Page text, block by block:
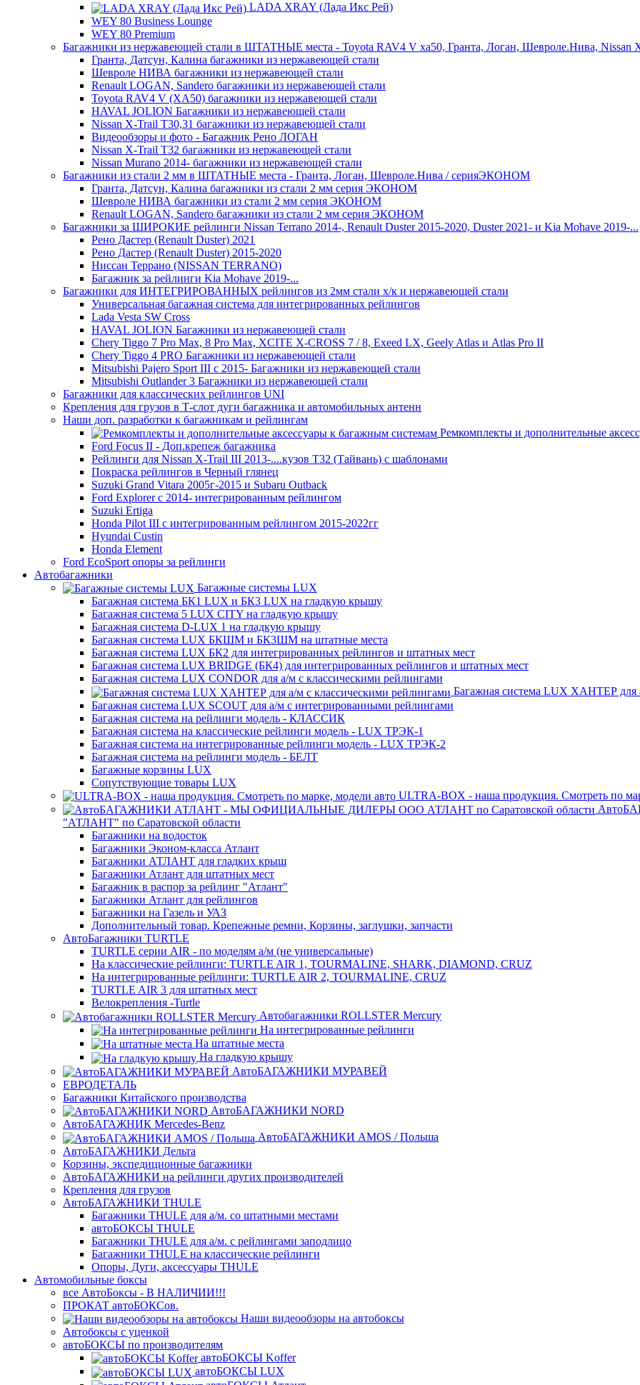
LADA XRAY (Лада Икс Рей)
WEY 80 Business Lounge
WEY 80 Premium
Багажники из нержавеющей стали в ШТАТНЫЕ места - Toyota RAV4 V xa50, Гранта, Логан, Шевроле.Нива, Nissan
Гранта, Датсун, Калина багажники из нержавеющей стали
Шевроле НИВА багажники из нержавеющей стали
Renault LOGAN, Sandero багажники из нержавеющей стали
Toyota RAV4 V (XA50) багажники из нержавеющей стали
HAVAL JOLION Багажники из нержавеющей стали
Nissan X-Trail Т30,31 багажники из нержавеющей стали
Видеообзоры и фото - Багажник Рено ЛОГАН
Nissan X-Trail Т32 багажники из нержавеющей стали
Nissan Murano 2014- багажники из нержавеющей стали
Багажники из стали 2 мм в ШТАТНЫЕ места - Гранта, Логан, Шевроле.Нива / серияЭКОНОМ
Гранта, Датсун, Калина багажники из стали 2 мм серия ЭКОНОМ
Шевроле НИВА багажники из стали 2 мм серия ЭКОНОМ
Renault LOGAN, Sandero багажники из стали 2 мм серия ЭКОНОМ
Багажники за ШИРОКИЕ рейлинги Nissan Terrano 2014-, Renault Duster 2015-2020, Duster 2021- и Kia Mohave 2019-...
Рено Дастер (Renault Duster) 2021
Рено Дастер (Renault Duster) 2015-2020
Ниссан Террано (NISSAN TERRANO)
Багажник за рейлинги Kia Mohave 2019-...
Багажники для ИНТЕГРИРОВАННЫХ рейлингов из 2мм стали х/к и нержавеющей стали
Универсальная багажная система для интегрированных рейлингов
Lada Vesta SW Cross
HAVAL JOLION Багажники из нержавеющей стали
Chery Tiggo 7 Pro Max, 8 Pro Max, XCITE X-CROSS 7 / 8, Exeed LX, Geely Atlas и Atlas Pro II
Chery Tiggo 4 PRO Багажники из нержавеющей стали
Mitsubishi Pajero Sport III с 2015- Багажники из нержавеющей стали
Mitsubishi Outlander 3 Багажники из нержавеющей стали
Багажники для классических рейлингов UNI
Крепления для грузов в Т-слот дуги багажника и автомобильных антенн
Наши доп. разработки к багажникам и рейлингам
Ремкомплекты и дополнительные
Ford Focus II - Доп.крепеж багажника
Рейлинги для Nissan X-Trail III 2013-....кузов T32 (Тайвань) с шаблонами
Покраска рейлингов в Черный глянец
Suzuki Grand Vitara 2005г-2015 и Subaru Outback
Ford Explorer c 2014- интегрированным рейлингом
Suzuki Ertiga
Honda Pilot III с интегрированным рейлингом 2015-2022гг
Hyundai Custin
Honda Element
Ford EcoSport опоры за рейлинги
Автобагажники
Багажные системы LUX
Багажная система БК1 LUX и БК3 LUX на гладкую крышу
Багажная система 5 LUX CITY на гладкую крышу
Багажная система D-LUX 1 на гладкую крышу
Багажная система LUX БКШМ и БК3ШМ на штатные места
Багажная система LUX БК2 для интегрированных рейлингов и штатных мест
Багажная система LUX BRIDGE (БК4) для интегрированных рейлингов и штатных мест
Багажная система LUX CONDOR для а/м с классическими рейлингами
Багажная система LUX ХАНТЕР для
Багажная система LUX SCOUT для а/м с интегрированными рейлингами
Багажная система на рейлинги модель - КЛАССИК
Багажная система на классические рейлинги модель - LUX ТРЭК-1
Багажная система на интегрированные рейлинги модель - LUX ТРЭК-2
Багажная система на рейлинги модель - БЕЛТ
Багажные корзины LUX
Сопутствующие товары LUX
ULTRA-BOX - наша продукция. Смотреть по
"АТЛАНТ" по Саратовской области
Багажники на водосток
Багажники Эконом-класса Атлант
Багажники АТЛАНТ для гладких крыш
Багажники Атлант для штатных мест
Багажник в распор за рейлинг "Атлант"
Багажники Атлант для рейлингов
Багажники на Газель и УАЗ
Дополнительный товар. Крепежные ремни, Корзины, заглушки, запчасти
АвтоБагажники TURTLE
TURTLE серии AIR - по моделям а/м (не универсальные)
На классические рейлинги: TURTLE AIR 1, TOURMALINE, SHARK, DIAMOND, CRUZ
На интегрированные рейлинги: TURTLE AIR 2, TOURMALINE, CRUZ
TURTLE AIR 3 для штатных мест
Велокрепления -Turtle
Автобагажники ROLLSTER Mercury
На интегрированные рейлинги
На штатные места
На гладкую крышу
АвтоБАГАЖНИКИ МУРАВЕЙ
ЕВРОДЕТАЛЬ
Багажники Китайского производства
АвтоБАГАЖНИКИ NORD
АвтоБАГАЖНИК Mercedes-Benz
АвтоБАГАЖНИКИ AMOS / Польша
АвтоБАГАЖНИКИ Дельта
Корзины, экспедиционные багажники
АвтоБАГАЖНИКИ на рейлинги других производителей
Крепления для грузов
АвтоБАГАЖНИКИ THULE
Багажники THULE для а/м. со штатными местами
автоБОКСЫ THULE
Багажники THULE для а/м. с рейлингами заподлицо
Багажники THULE на классические рейлинги
Опоры, Дуги, аксессуары THULE
Автомобильные боксы
все АвтоБоксы - В НАЛИЧИИ!!!
ПРОКАТ автоБОКСов.
Наши видеообзоры на автобоксы
Автобоксы с уценкой
автоБОКСЫ по производителям
автоБОКСЫ Koffer
автоБОКСЫ LUX